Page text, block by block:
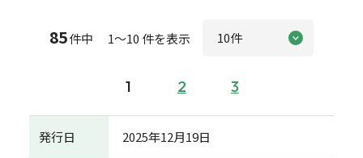
85件中 1～10 件を表示
1 2 3
発行日 2025年12月19日